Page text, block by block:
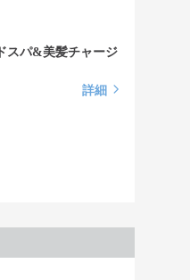
スパ&美髪チャージ
詳細